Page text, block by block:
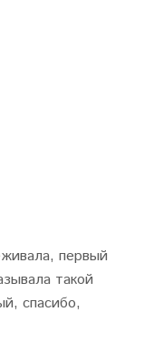
первый
такой
спасибо,